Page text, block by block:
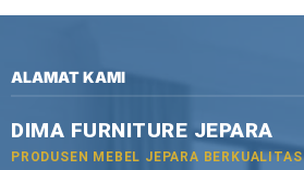
ALAMAT KAMI
DIMA FURNITURE JEPARA
PRODUSEN MEBEL JEPARA BERKUALITAS